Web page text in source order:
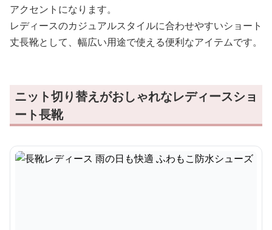
アクセントになります。
レディースのカジュアルスタイルに合わせやすいショート
丈長靴として、幅広い用途で使える便利なアイテムです。
ニット切り替えがおしゃれなレディースショ
ート長靴